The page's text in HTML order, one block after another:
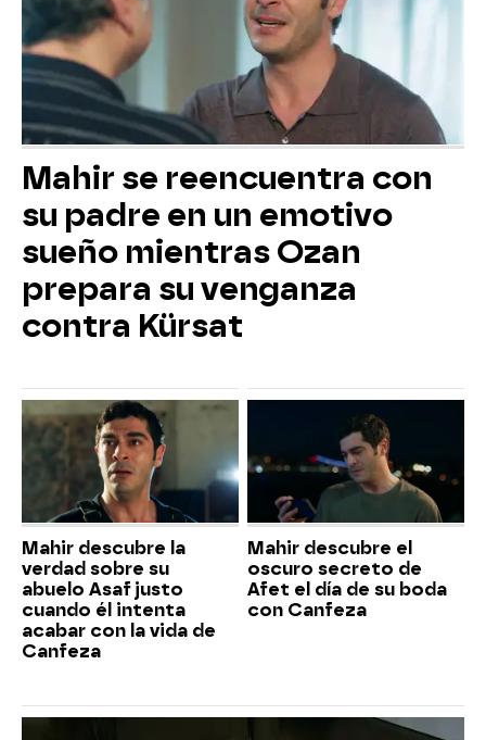
Mahir se reencuentra con
su padre en un emotivo
sueño mientras Ozan
prepara su venganza
contra Kürsat
Mahir descubre la
verdad sobre su
abuelo Asaf justo
cuando él intenta
acabar con la vida de
Canfeza
Mahir descubre el
oscuro secreto de
Afet el día de su boda
con Canfeza